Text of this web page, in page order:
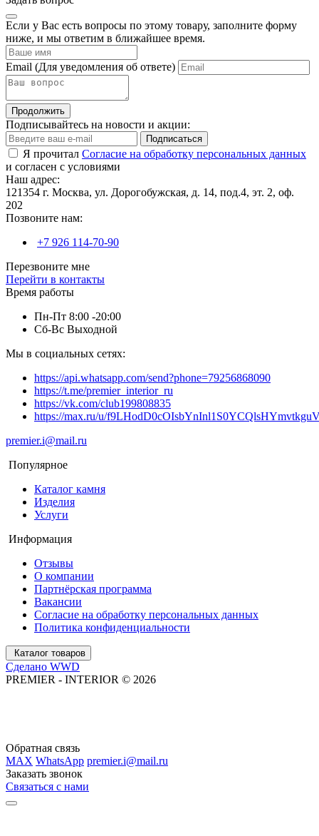
Если у Вас есть вопросы по этому товару, заполните форму
ниже, и мы ответим в ближайшее время.
Email (Для уведомления об ответе)
Продолжить
Подписывайтесь на новости и акции:
Подписаться
Я прочитал Согласие на обработку персональных данных
и согласен с условиями
Наш адрес:
121354 г. Москва, ул. Дорогобужская, д. 14, под.4, эт. 2, оф.
202
Позвоните нам:
+7 926 114-70-90
Перезвоните мне
Перейти в контакты
Время работы
Пн-Пт 8:00 -20:00
Сб-Вс Выходной
Мы в социальных сетях:
https://api.whatsapp.com/send?phone=79256868090
https://t.me/premier_interior_ru
https://vk.com/club199808835
https://max.ru/u/
premier.i@mail.ru
Популярное
Каталог камня
Изделия
Услуги
Информация
Отзывы
О компании
Партнёрская программа
Вакансии
Согласие на обработку персональных данных
Политика конфиденциальности
Каталог товаров
Сделано WWD
PREMIER - INTERIOR © 2026
Обратная связь
MAX WhatsApp premier.i@mail.ru
Заказать звонок
Связаться с нами